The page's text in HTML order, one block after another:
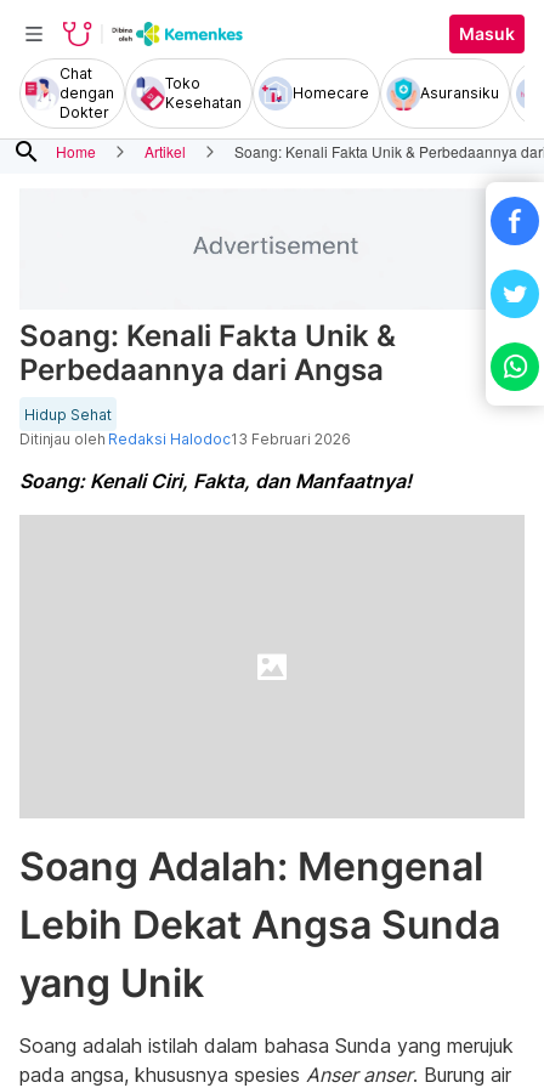
Masuk
Chat
dengan
Dokter
Toko
Kesehatan
Homecare Asuransiku
search Home Artikel Soang: Kenali Fakta Unik & Perbedaannya
Soang: Kenali Fakta Unik &
Perbedaannya dari Angsa
Hidup Sehat
Ditinjau oleh Redaksi Halodoc13 Februari 2026
Soang: Kenali Ciri, Fakta, dan Manfaatnya!
Soang Adalah: Mengenal
Lebih Dekat Angsa Sunda
yang Unik
Soang adalah istilah dalam bahasa Sunda yang merujuk
pada angsa, khususnya spesies Anser anser. Burung air